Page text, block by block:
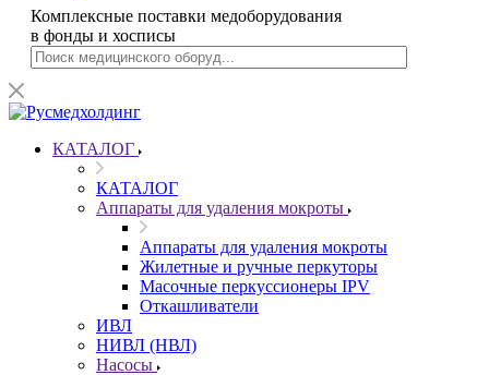
Комплексные поставки медоборудования
в фонды и хосписы
КАТАЛОГ
КАТАЛОГ
Аппараты для удаления мокроты
Аппараты для удаления мокроты
Жилетные и ручные перкуторы
Масочные перкуссионеры IPV
Откашливатели
ИВЛ
НИВЛ (НВЛ)
Насосы